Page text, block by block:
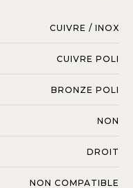
CUIVRE / INOX
CUIVRE POLI
BRONZE POLI
NON
DROIT
NON COMPATIBLE